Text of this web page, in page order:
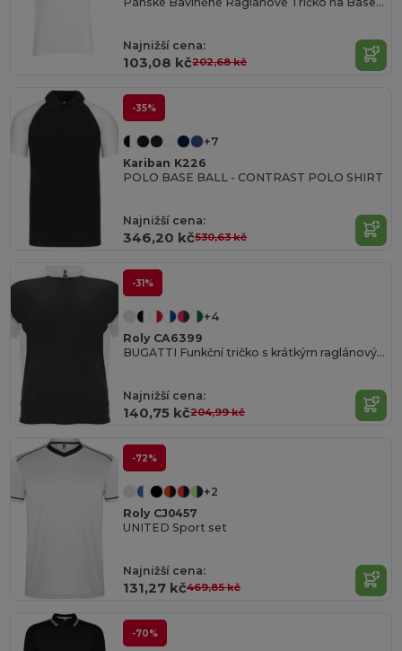
Najnižší cena:
103,08 kč202,68 kč
-35%
+7
Kariban K226
POLO BASE BALL - CONTRAST POLO SHIRT
Najnižší cena:
346,20 kč530,63 kč
-31%
+4
Roly CA6399
BUGATTI Funkční tričko s krátkým raglánovým rukávem
Najnižší cena:
140,75 kč204,99 kč
-72%
+2
Roly CJ0457
UNITED Sport set
Najnižší cena:
131,27 kč469,85 kč
-70%